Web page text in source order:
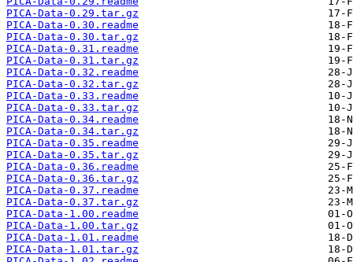
PICA-Data-0.29.tar.gz
PICA-Data-0.30.readme
PICA-Data-0.30.tar.gz
PICA-Data-0.31.readme
PICA-Data-0.31.tar.gz
PICA-Data-0.32.readme
PICA-Data-0.32.tar.gz
PICA-Data-0.33.readme
PICA-Data-0.33.tar.gz
PICA-Data-0.34.readme
PICA-Data-0.34.tar.gz
PICA-Data-0.35.readme
PICA-Data-0.35.tar.gz
PICA-Data-0.36.readme
PICA-Data-0.36.tar.gz
PICA-Data-0.37.readme
PICA-Data-0.37.tar.gz
PICA-Data-1.00.readme
PICA-Data-1.00.tar.gz
PICA-Data-1.01.readme
PICA-Data-1.01.tar.gz